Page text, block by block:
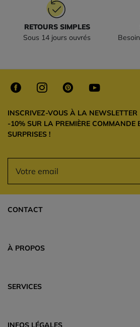
RETOURS SIMPLES
Sous 14 jours ouvrés
INSCRIVEZ-VOUS À LA NEWSLETTER
-10% SUR LA PREMIÈRE COMMANDE
SURPRISES !
CONTACT
À PROPOS
SERVICES
INFOS LÉGALES